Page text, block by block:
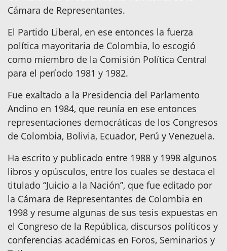
Cámara de Representantes.
El Partido Liberal, en ese entonces la fuerza
política mayoritaria de Colombia, lo escogió
como miembro de la Comisión Política Central
para el período 1981 y 1982.
Fue exaltado a la Presidencia del Parlamento
Andino en 1984, que reunía en ese entonces
representaciones democráticas de los Congresos
de Colombia, Bolivia, Ecuador, Perú y Venezuela.
Ha escrito y publicado entre 1988 y 1998 algunos
libros y opúsculos, entre los cuales se destaca el
titulado “Juicio a la Nación”, que fue editado por
la Cámara de Representantes de Colombia en
1998 y resume algunas de sus tesis expuestas en
el Congreso de la República, discursos políticos y
conferencias académicas en Foros, Seminarios y